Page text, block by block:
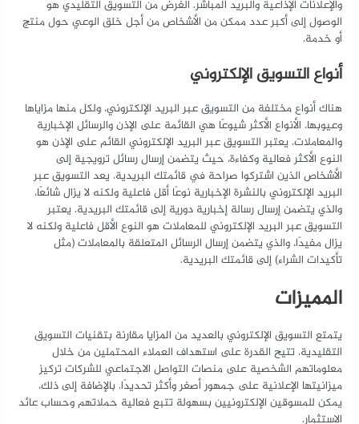
والإعلانات الإذاعية والبريد المباشر. الغرض من التسويق التقليدي هو
الوصول إلى أكبر عدد ممكن من الأشخاص من أجل خلق الوعي حول منتج
أو خدمة.
أنواع التسويق الإلكتروني
هناك أنواع مختلفة من التسويق عبر البريد الإلكتروني، ولكل منها مزاياها
وعيوبها. الأنواع الأكثر شيوعًا هي القائمة على الإذن والرسائل الإخبارية
والمعاملات. يعتبر التسويق عبر البريد الإلكتروني القائم على الإذن هو
النوع الأكثر فعالية وكفاءة، حيث يتضمن إرسال رسائل ترويجية إلى
الأشخاص الذين اشتركوا صراحة في قائمتك البريدية. يعد التسويق عبر
البريد الإلكتروني بالنشرة الإخبارية نوعًا أقل فاعلية ولكنه لا يزال شائعًا،
والذي يتضمن إرسال رسالة إخبارية دورية إلى قائمتك البريدية. يعتبر
التسويق عبر البريد الإلكتروني للمعاملات هو النوع الأقل فاعلية ولكنه لا
يزال مفيدًا، والذي يتضمن إرسال الرسائل المتعلقة بالمعاملات (مثل
تأكيدات الشراء) إلى قائمتك البريدية.
المميزات
يتمتع التسويق الإلكتروني بالعديد من المزايا مقارنة بتقنيات التسويق
التقليدية. تتيح القدرة على استهداف العملاء المحتملين من خلال
معلوماتهم الشخصية على منصات التواصل الاجتماعي للشركات تركيز
ميزانيتها الإعلانية على جمهور أصغر وأكثر تحديدًا. بالإضافة إلى ذلك،
يمكن للمسوقين الإلكترونيين بسهولة تتبع فعالية حملاتهم وحساب عائد
الاستثمار.